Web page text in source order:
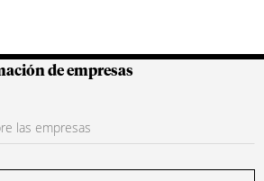
Colombianas
de empresas